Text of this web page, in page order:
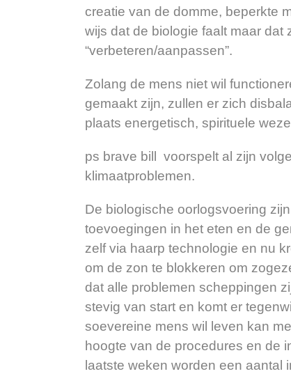
creatie van de domme, beperkte
wijs dat de biologie faalt maar
“verbeteren/aanpassen”.
Zolang de mens niet wil
gemaakt zijn, zullen er zich
plaats energetisch, spirituele
ps brave bill voorspelt al zijn
klimaatproblemen.
De biologische oorlogsvoering
toevoegingen in het eten en de
zelf via haarp technologie en nu
om de zon te blokkeren om
dat alle problemen scheppingen
stevig van start en komt er
soevereine mens wil leven kan
hoogte van de procedures en de
laatste weken worden een aantal